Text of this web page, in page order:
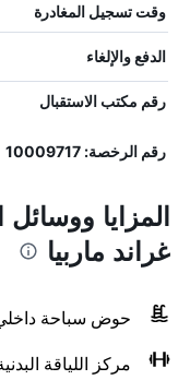
وقت تسجيل المغادرة
الدفع والإلغاء
رقم مكتب الاستقبال
رقم الرخصة: 10009717
المزايا
غراند ماربيا
حوض سباحة
مركز اللياقة